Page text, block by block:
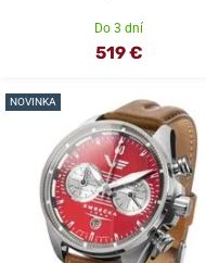
Do 3 dní
519 €
NOVINKA